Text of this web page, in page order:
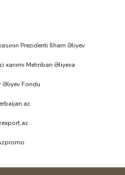
Prezidenti İlham Əliyev
xanımı Mehriban Əliyeva
Əliyev Fondu